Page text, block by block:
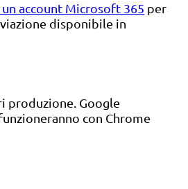
un account Microsoft 365 per
disponibile in
produzione. Google
con Chrome